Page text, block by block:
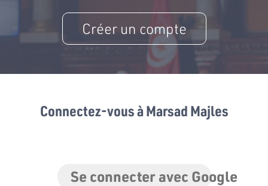
Créer un compte
Connectez-vous à Marsad Majles
Se connecter avec Google